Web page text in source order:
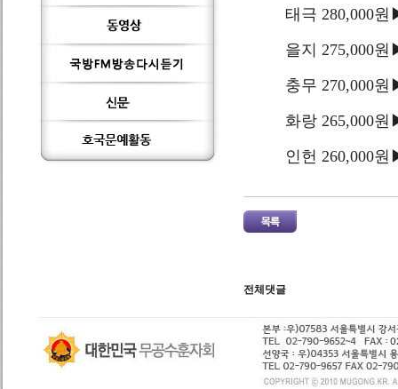
태극 280,000원
을지 275,000원
충무 270,000원
화랑 265,000원
인헌 260,000원
전체댓글